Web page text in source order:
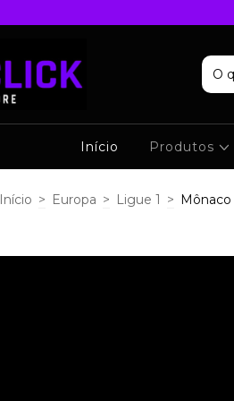
Início Produtos
Início > Europa > Ligue 1 > Mônaco